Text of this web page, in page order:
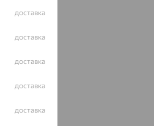
доставка
доставка
доставка
доставка
доставка